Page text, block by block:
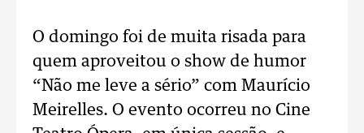
O domingo foi de muita risada para
quem aproveitou o show de humor
“Não me leve a sério” com Maurício
Meirelles. O evento ocorreu no Cine